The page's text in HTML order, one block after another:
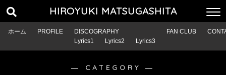
HIROYUKI MATSUGASHITA
ホーム PROFILE
DISCOGRAPHY
Lyrics1
Lyrics2 Lyrics3
FAN CLUB
― CATEGORY ―